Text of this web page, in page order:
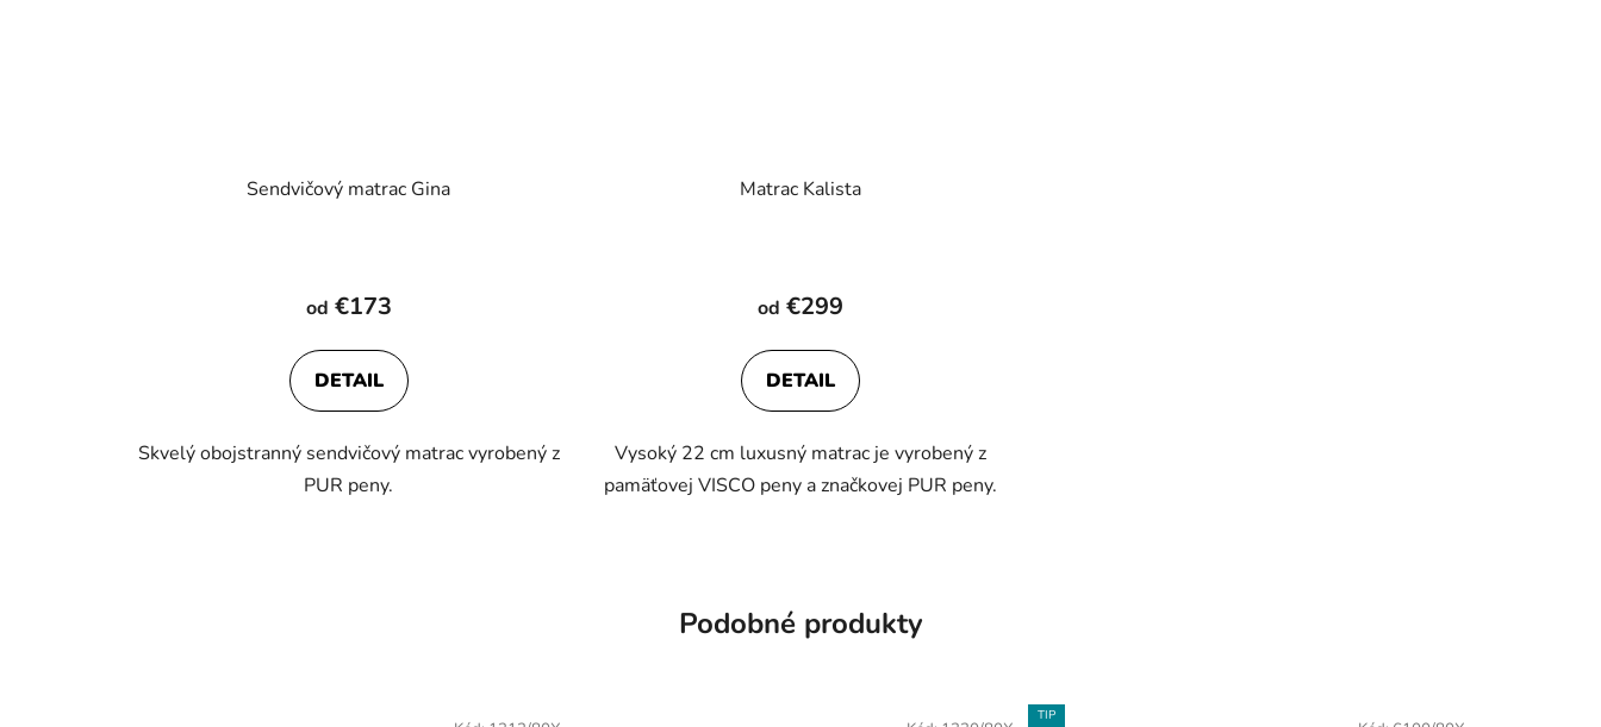
Sendvičový matrac Gina
od €173
DETAIL
Skvelý obojstranný sendvičový matrac vyrobený z
PUR peny.
Matrac Kalista
od €299
DETAIL
Vysoký 22 cm luxusný matrac je vyrobený z
pamäťovej VISCO peny a značkovej PUR peny.
Podobné produkty
TIP